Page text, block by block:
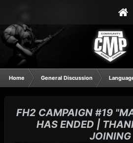
Home General Discussion
FH2 CAMPAIGN #19
HAS ENDED |
JOINING